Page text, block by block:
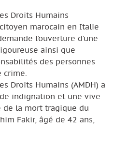
Droits Humains
marocain en Italie
l’ouverture d’une
ainsi que
des personnes
Droits Humains (AMDH) a
indignation et une vive
la mort tragique du
Fakir, âgé de 42 ans,